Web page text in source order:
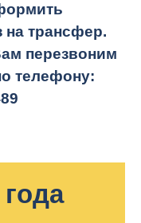
на трансфер.
перезвоним
телефону: